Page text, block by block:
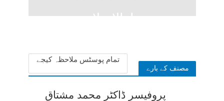
دارالاسلام
مصنف کے بارے
تمام پوسٹس ملاحظہ کیجے
پروفیسر ڈاکٹر محمد مشتاق